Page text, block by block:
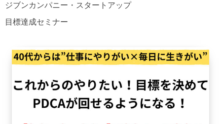
ジブンカンパニー・スタートアップ
目標達成セミナー